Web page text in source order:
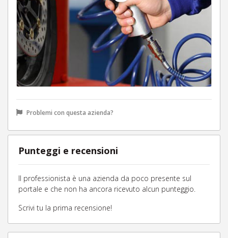
Problemi con questa azienda?
Punteggi e recensioni
Il professionista è una azienda da poco presente sul
portale e che non ha ancora ricevuto alcun punteggio.
Scrivi tu la prima recensione!